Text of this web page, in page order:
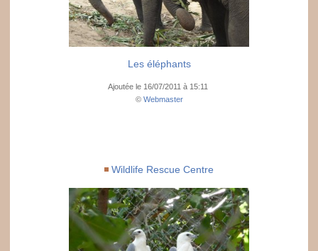
Les éléphants
Ajoutée le 16/07/2011 à 15:11
© Webmaster
Wildlife Rescue Centre